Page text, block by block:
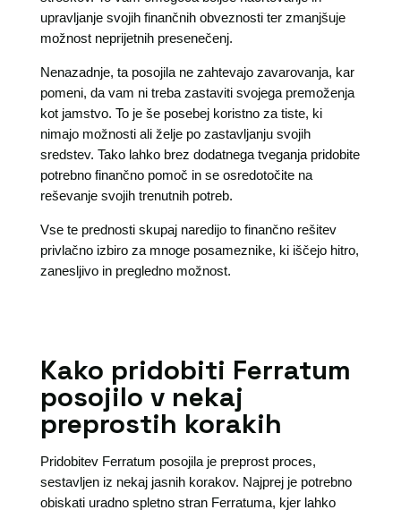
upravljanje svojih finančnih obveznosti ter zmanjšuje
možnost neprijetnih presenečenj.
Nenazadnje, ta posojila ne zahtevajo zavarovanja, kar
pomeni, da vam ni treba zastaviti svojega premoženja
kot jamstvo. To je še posebej koristno za tiste, ki
nimajo možnosti ali želje po zastavljanju svojih
sredstev. Tako lahko brez dodatnega tveganja pridobite
potrebno finančno pomoč in se osredotočite na
reševanje svojih trenutnih potreb.
Vse te prednosti skupaj naredijo to finančno rešitev
privlačno izbiro za mnoge posameznike, ki iščejo hitro,
zanesljivo in pregledno možnost.
Kako pridobiti Ferratum
posojilo v nekaj
preprostih korakih
Pridobitev Ferratum posojila je preprost proces,
sestavljen iz nekaj jasnih korakov. Najprej je potrebno
obiskati uradno spletno stran Ferratuma, kjer lahko